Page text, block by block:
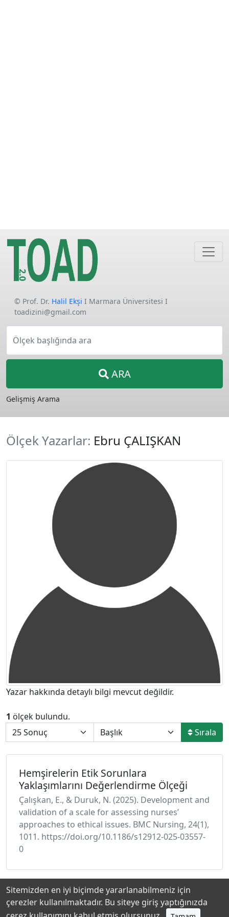
© Prof. Dr. Halil Ekşi I Marmara Üniversitesi I
toadizini@gmail.com
Ölçek başlığında ara
ARA
Gelişmiş Arama
Ölçek Yazarlar: Ebru ÇALIŞKAN
Yazar hakkında detaylı bilgi mevcut değildir.
1 ölçek bulundu.
Sırala
Hemşirelerin Etik Sorunlara
Yaklaşımlarını Değerlendirme Ölçeği
Çalışkan, E., & Duruk, N. (2025). Development and
validation of a scale for assessing nurses’
approaches to ethical issues. BMC Nursing, 24(1),
1011. https://doi.org/10.1186/s12912-025-03557-
0
Hakkında Katkıda Bulunanlar Gizlilik Politikası
Sitemizden en iyi biçimde yararlanabilmeniz için
çerezler kullanılmaktadır. Bu siteye giriş yaptığınızda